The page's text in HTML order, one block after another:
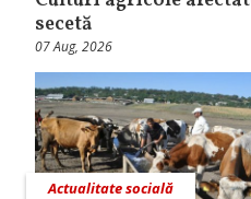
secetă
07 Aug, 2026
Actualitate socială